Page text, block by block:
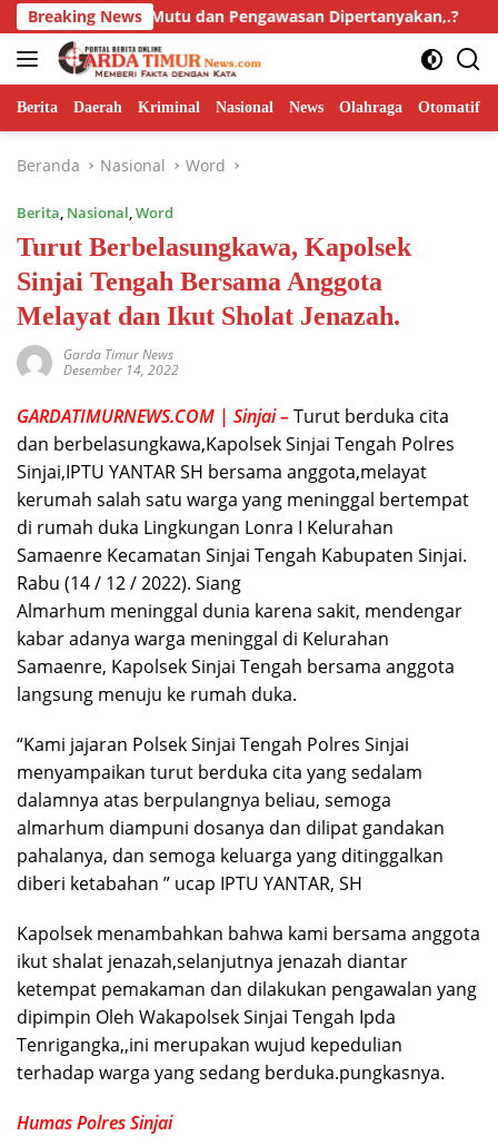
Langsung
ke
konten
Breaking News
Mutu dan Pengawasan Dipertanyakan,.? Isyu
Berita Daerah Kriminal Nasional News Olahraga Otomatif
Beranda Nasional Word
Berita, Nasional,Word
Turut Berbelasungkawa, Kapolsek
Sinjai Tengah Bersama Anggota
Melayat dan Ikut Sholat Jenazah.
Garda Timur News
Desember 14, 2022
GARDATIMURNEWS.COM | Sinjai –Turut berduka cita
dan berbelasungkawa,Kapolsek Sinjai Tengah Polres
Sinjai,IPTU YANTAR SH bersama anggota,melayat
kerumah salah satu warga yang meninggal bertempat
di rumah duka Lingkungan Lonra I Kelurahan
Samaenre Kecamatan Sinjai Tengah Kabupaten Sinjai.
Rabu (14 / 12 / 2022). Siang
Almarhum meninggal dunia karena sakit, mendengar
kabar adanya warga meninggal di Kelurahan
Samaenre, Kapolsek Sinjai Tengah bersama anggota
langsung menuju ke rumah duka.
“Kami jajaran Polsek Sinjai Tengah Polres Sinjai
menyampaikan turut berduka cita yang sedalam
dalamnya atas berpulangnya beliau, semoga
almarhum diampuni dosanya dan dilipat gandakan
pahalanya, dan semoga keluarga yang ditinggalkan
diberi ketabahan ” ucap IPTU YANTAR, SH
Kapolsek menambahkan bahwa kami bersama anggota
ikut shalat jenazah,selanjutnya jenazah diantar
ketempat pemakaman dan dilakukan pengawalan yang
dipimpin Oleh Wakapolsek Sinjai Tengah Ipda
Tenrigangka,,ini merupakan wujud kepedulian
terhadap warga yang sedang berduka.pungkasnya.
Humas Polres Sinjai